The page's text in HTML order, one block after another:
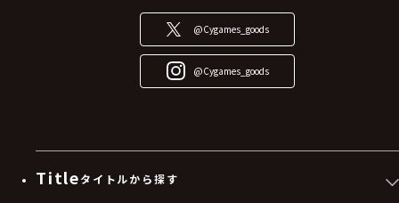
@Cygames_goods
@Cygames_goods
Titleタイトルから探す